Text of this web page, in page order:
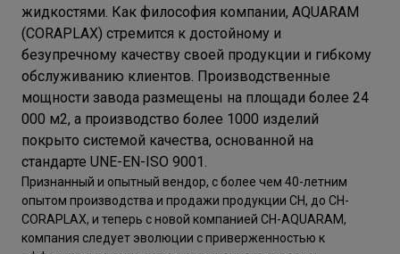
жидкостями. Как философия компании, AQUARAM
(CORAPLAX) стремится к достойному и
безупречному качеству своей продукции и гибкому
обслуживанию клиентов. Производственные
мощности завода размещены на площади более 24
000 м2, а производство более 1000 изделий
покрыто системой качества, основанной на
стандарте UNE-EN-ISO 9001.
Признанный и опытный вендор, с более чем 40-летним
опытом производства и продажи продукции CH, до CH-
CORAPLAX, и теперь с новой компанией CH-AQUARAM,
компания следует эволюции с приверженностью к